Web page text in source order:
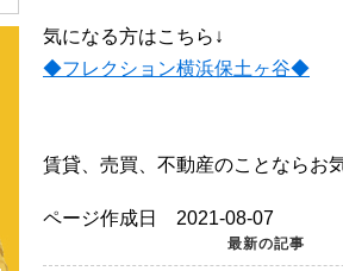
気になる方はこちら↓
◆フレクション横浜保土ヶ谷◆
賃貸、売買、不動産のことならお
ページ作成日 2021-08-07
最新の記事